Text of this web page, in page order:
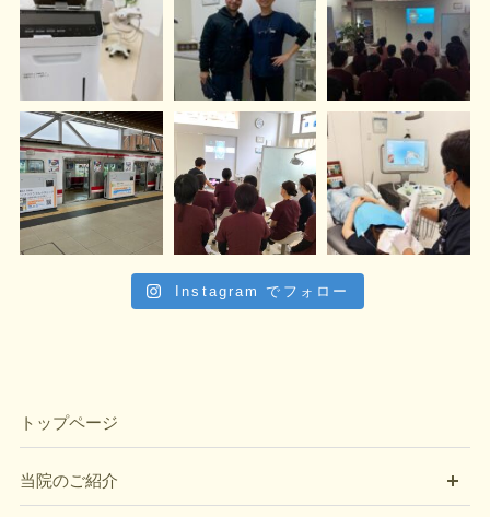
Instagram でフォロー
トップページ
当院のご紹介